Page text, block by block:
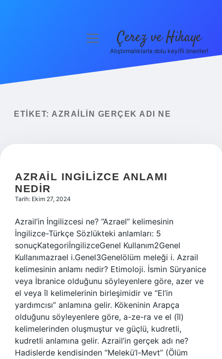
Yasal Uyarı
menüyü Çerez ve Hikaye
Atıştırmalıklarla dolu keyifli öneriler!
ETIKET: AZRAILIN GERÇEK ADI NE
AZRAIL INGILIZCE ANLAMI
NEDIR
Tarih: Ekim 27, 2024
Azrail’in İngilizcesi ne? “Azrael” kelimesinin
İngilizce-Türkçe Sözlükteki anlamları: 5
sonuçKategoriİngilizceGenel Kullanım2Genel
Kullanımazrael i.Genel3Genelölüm meleği i. Azrail
kelimesinin anlamı nedir? Etimoloji. İsmin Süryanice
veya İbranice olduğunu söyleyenlere göre, azer ve
el veya îl kelimelerinin birleşimidir ve “El’in
yardımcısı” anlamına gelir. Kökeninin Arapça
olduğunu söyleyenlere göre, a-ze-ra ve el (îl)
kelimelerinden oluşmuştur ve güçlü, kudretli,
kudretli anlamına gelir. Azrail’in gerçek adı ne?
Hadislerde kendisinden “Melekü’l-Mevt” (Ölüm